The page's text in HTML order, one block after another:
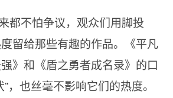
都不怕争议，观众们用脚投
留给那些有趣的作品。《平凡
》和《盾之勇者成名录》的口
，也丝毫不影响它们的热度。